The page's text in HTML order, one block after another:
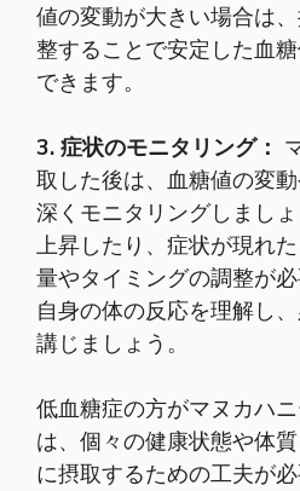
値の変動が大きい場合は
整することで安定した血
できます。
3. 症状のモニタリング：
取した後は、血糖値の変
深くモニタリングしまし
上昇したり、症状が現れ
量やタイミングの調整が必
自身の体の反応を理解し
講じましょう。
低血糖症の方がマヌカハ
は、個々の健康状態や体
に摂取するための工夫が